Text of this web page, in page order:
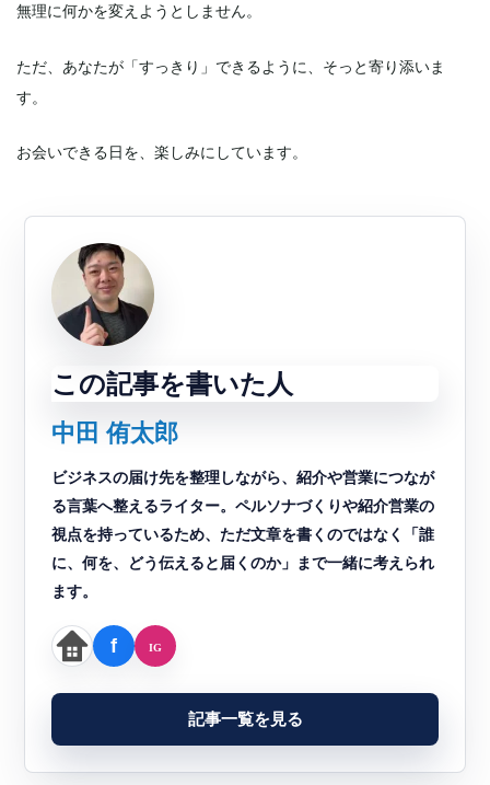
無理に何かを変えようとしません。
ただ、あなたが「すっきり」できるように、そっと寄り添いま
す。
お会いできる日を、楽しみにしています。
この記事を書いた人
中田 侑太郎
ビジネスの届け先を整理しながら、紹介や営業につなが
る言葉へ整えるライター。ペルソナづくりや紹介営業の
視点を持っているため、ただ文章を書くのではなく「誰
に、何を、どう伝えると届くのか」まで一緒に考えられ
ます。
記事一覧を見る